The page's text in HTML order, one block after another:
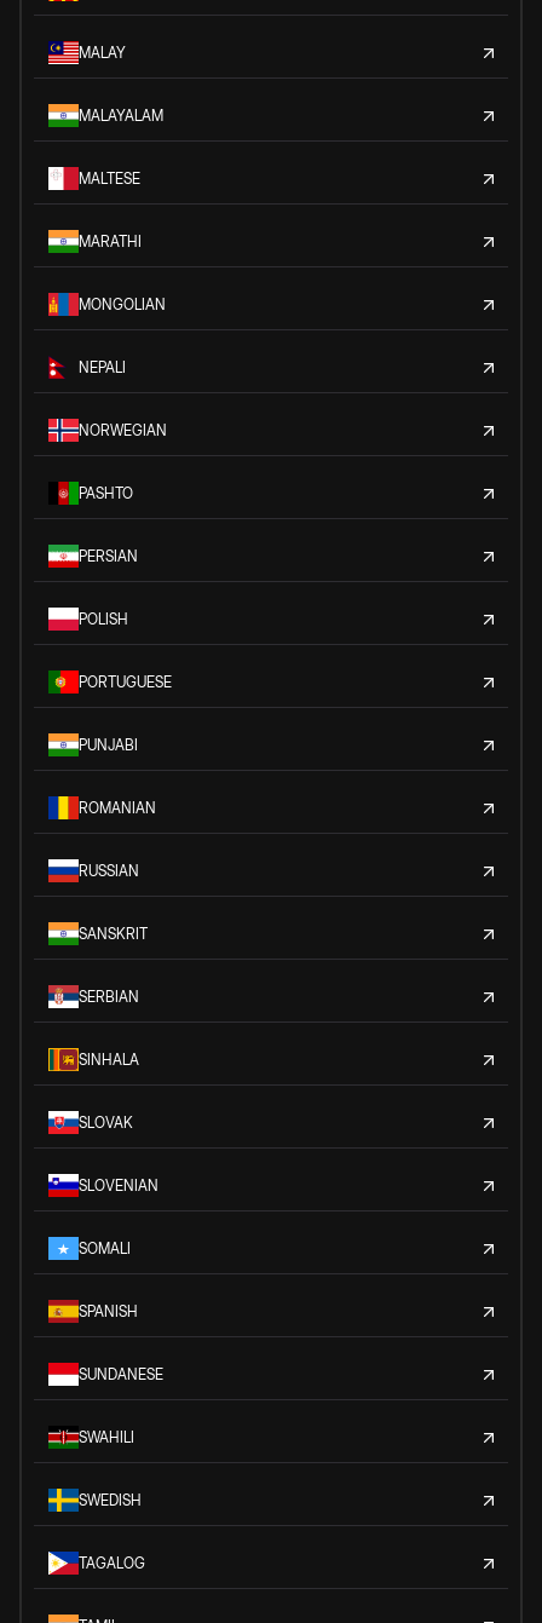
MALAY
MALAYALAM
MALTESE
MARATHI
MONGOLIAN
NEPALI
NORWEGIAN
PASHTO
PERSIAN
POLISH
PORTUGUESE
PUNJABI
ROMANIAN
RUSSIAN
SANSKRIT
SERBIAN
SINHALA
SLOVAK
SLOVENIAN
SOMALI
SPANISH
SUNDANESE
SWAHILI
SWEDISH
TAGALOG